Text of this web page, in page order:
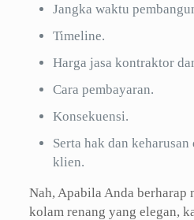
Jangka waktu
Timeline.
Harga jasa kontraktor
Cara pembayaran.
Konsekuensi.
Serta hak dan
klien.
Nah, Apabila Anda berharap
kolam renang yang elegan,